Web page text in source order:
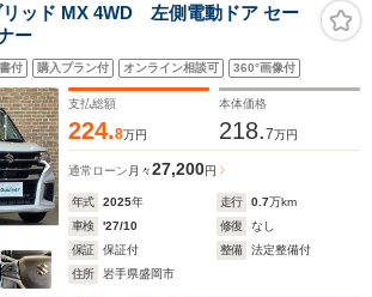
ッド MX 4WD 左側電動ドア セー
ー
付 購入プラン付 オンライン相談可 360°画像付
支払総額
224.8万円
本体価格
218.7万円
通常ローン 月々27,200円
年式 2025年 走行 0.7万km
車検
'27/10 修復
なし
保証
保証付 整備
法定整備付
住所
岩手県盛岡市